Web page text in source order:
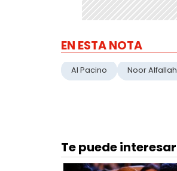
EN ESTA NOTA
Al Pacino Noor Alfallah